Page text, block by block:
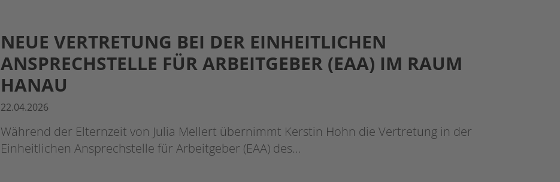
NEUE VERTRETUNG BEI DER EINHEITLICHEN
ANSPRECHSTELLE FÜR ARBEITGEBER (EAA) IM RAUM
HANAU
22.04.2026
Während der Elternzeit von Julia Mellert übernimmt Kerstin Hohn die Vertretung in der
Einheitlichen Ansprechstelle für Arbeitgeber (EAA) des…